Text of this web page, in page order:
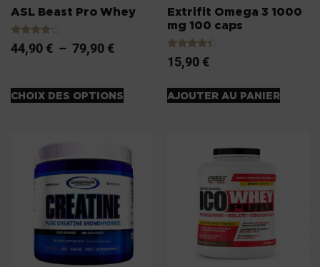
ASL Beast Pro Whey
Note
4.00
44,90 € – 79,90 €
CHOIX DES OPTIONS
Extrifit Omega 3 1000
mg 100 caps
Note
4.20
15,90 €
AJOUTER AU PANIER